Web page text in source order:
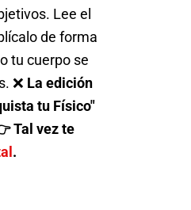
Lee el
de forma
tu cuerpo se
❌ La edición
tu Físico"
Tal vez te
.